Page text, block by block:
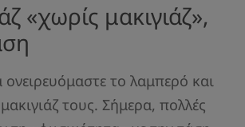
«χωρίς μακιγιάζ»,
το λαμπερό και
τους. Σήμερα, πολλές